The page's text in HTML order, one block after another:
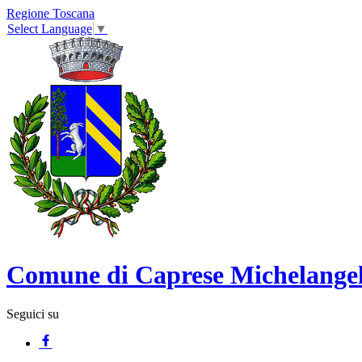
Regione Toscana
Select Language ▼
Comune di Caprese
Seguici su